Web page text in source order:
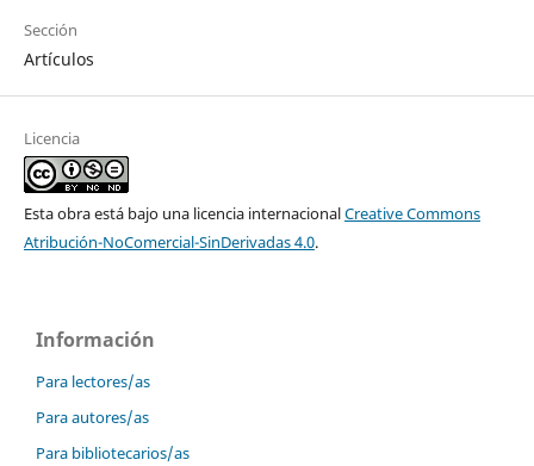
Sección
Artículos
Licencia
Esta obra está bajo una licencia internacionalCreative Commons
Atribución-NoComercial-SinDerivadas 4.0.
Información
Para lectores/as
Para autores/as
Para bibliotecarios/as